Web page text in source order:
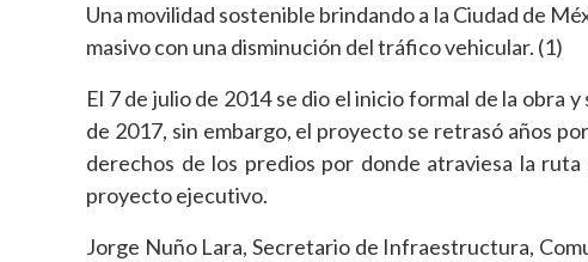
Una movilidad sostenible brindando a la Ciudad de
masivo con una disminución del tráfico vehicular. (1)
El 7 de julio de 2014 se dio el inicio formal de la obra
de 2017, sin embargo, el proyecto se retrasó años
derechos de los predios por donde atraviesa la
proyecto ejecutivo.
Jorge Nuño Lara, Secretario de Infraestructura,